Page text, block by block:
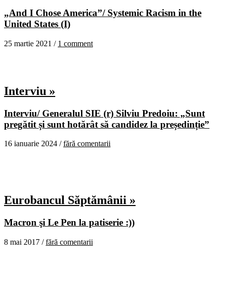
„And I Chose America”/ Systemic Racism in the
United States (I)
25 martie 2021 / 1 comment
Interviu »
Interviu/ Generalul SIE (r) Silviu Predoiu: „Sunt
pregătit și sunt hotărât să candidez la președinție”
16 ianuarie 2024 /fără comentarii
Eurobancul Săptămânii »
Macron şi Le Pen la patiserie :))
8 mai 2017 /fără comentarii